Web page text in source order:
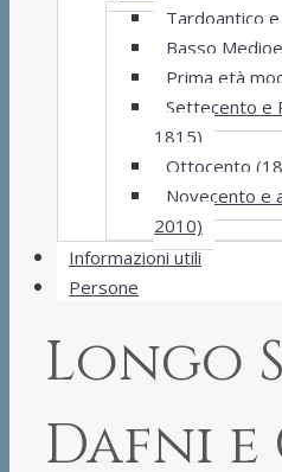
Tardoantico
Basso
Prima età
Settecento e
1815)
Ottocento
Novecento e
2010)
Informazioni utili
Persone
Longo
Dafni e